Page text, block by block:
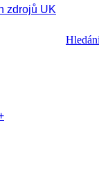
zdrojů UK